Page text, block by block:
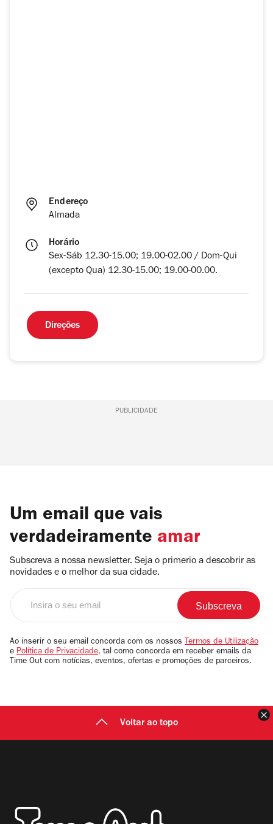
Endereço
Almada
Horário
Sex-Sáb 12.30-15.00; 19.00-02.00 / Dom-Qui
(excepto Qua) 12.30-15.00; 19.00-00.00.
Direções
PUBLICIDADE
Um email que vais
verdadeiramente amar
Subscreva a nossa newsletter. Seja o primerio a descobrir as
novidades e o melhor da sua cidade.
email
Ao inserir o seu email concorda com os nossos Termos de Utilização
e Política de Privacidade, tal como concorda em receber emails da
Time Out com notícias, eventos, ofertas e promoções de parceiros.
Voltar ao topo